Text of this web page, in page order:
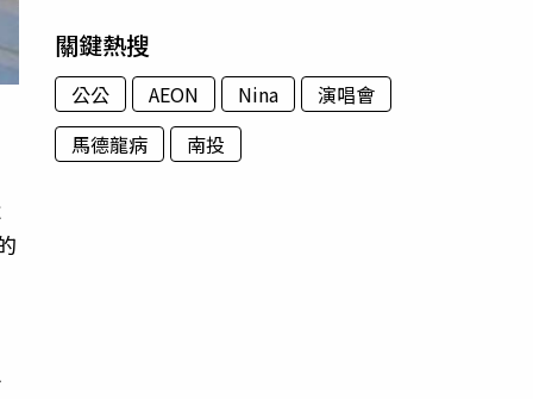
關鍵熱搜
公公 AEON Nina
演唱會
馬德龍病
南投